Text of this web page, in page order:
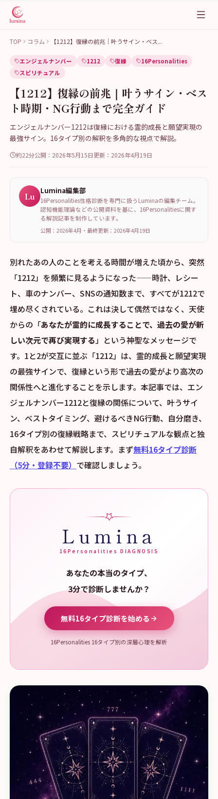
TOP コラム 【1212】復縁の前兆｜叶うサイン・ベス...
エンジェルナンバー 1212 復縁
16Personalities
スピリチュアル
【1212】復縁の前兆｜叶うサイン・ベス
ト時期・NG行動まで完全ガイド
エンジェルナンバー1212は復縁における霊的成長と願望実現の
最強サイン。16タイプ別の解釈を多角的な視点で解説。
約22分公開： 2026年5月15日更新： 2026年4月19日
Lu Lumina編集部
16Personalities性格診断を専門に扱うLuminaの編集チーム。
認知機能理論などの公開資料を基に、16Personalitiesに関す
る解説記事を制作しています。
公開：2026年4月 ・ 最終更新： 2026年4月19日
別れたあの人のことを考える時間が増えた頃から、突然
「1212」を頻繁に見るようになった——時計、レシー
ト、車のナンバー、SNSの通知数まで、すべてが1212で
埋め尽くされている。これは決して偶然ではなく、天使
からの「あなたが霊的に成長することで、過去の愛が新
しい次元で再び実現する」という神聖なメッセージで
す。1と2が交互に並ぶ「1212」は、霊的成長と願望実現
の最強サインで、復縁という形で過去の愛がより高次の
関係性へと進化することを示します。本記事では、エン
ジェルナンバー1212と復縁の関係について、叶うサイ
ン、ベストタイミング、避けるべきNG行動、自分磨き、
16タイプ別の復縁戦略まで、スピリチュアルな観点と独
自解釈をあわせて解説します。まず無料16タイプ診断
（5分・登録不要） で確認しましょう。
Lumina
16Personalities DIAGNOSIS
あなたの本当のタイプ、
3分で診断しませんか？
無料16タイプ診断を始める
16Personalities 16タイプ別の深層心理を解析